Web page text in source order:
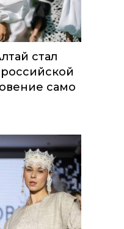
стал
само